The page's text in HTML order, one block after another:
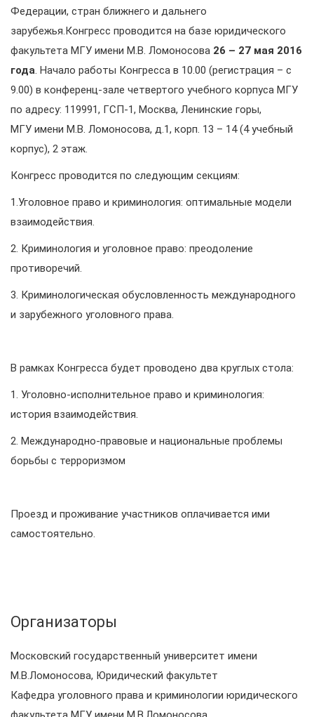
Федерации, стран ближнего и дальнего
зарубежья.Конгресс проводится на базе юридического
факультета МГУ имени М.В. Ломоносова 26 – 27 мая 2016
года. Начало работы Конгресса в 10.00 (регистрация – с
9.00) в конференц-зале четвертого учебного корпуса МГУ
по адресу: 119991, ГСП-1, Москва, Ленинские горы,
МГУ имени М.В. Ломоносова, д.1, корп. 13 – 14 (4 учебный
корпус), 2 этаж.
Конгресс проводится по следующим секциям:
1.Уголовное право и криминология: оптимальные модели
взаимодействия.
2. Криминология и уголовное право: преодоление
противоречий.
3. Криминологическая обусловленность международного
и зарубежного уголовного права.
В рамках Конгресса будет проводено два круглых стола:
1. Уголовно-исполнительное право и криминология:
история взаимодействия.
2. Международно-правовые и национальные проблемы
борьбы с терроризмом
Проезд и проживание участников оплачивается ими
самостоятельно.
Организаторы
Московский государственный университет имени
М.В.Ломоносова, Юридический факультет
Кафедра уголовного права и криминологии юридического